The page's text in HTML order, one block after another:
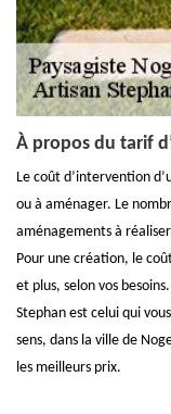
À propos du tarif
Le coût d’intervention
ou à aménager. Le
aménagements à
Pour une création, le
et plus, selon vos
Stephan est celui qui
sens, dans la ville de
les meilleurs prix.